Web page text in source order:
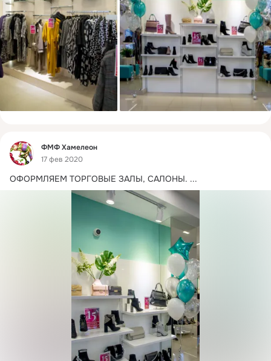
Фид
ФМФ Хамелеон
17 фев 2020
ОФОРМЛЯЕМ ТОРГОВЫЕ ЗАЛЫ, САЛОНЫ. ...